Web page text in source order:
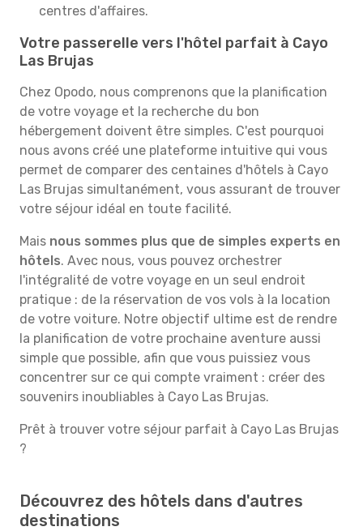
centres d'affaires.
Votre passerelle vers l'hôtel parfait à Cayo
Las Brujas
Chez Opodo, nous comprenons que la planification
de votre voyage et la recherche du bon
hébergement doivent être simples. C'est pourquoi
nous avons créé une plateforme intuitive qui vous
permet de comparer des centaines d'hôtels à Cayo
Las Brujas simultanément, vous assurant de trouver
votre séjour idéal en toute facilité.
Mais nous sommes plus que de simples experts en
hôtels. Avec nous, vous pouvez orchestrer
l'intégralité de votre voyage en un seul endroit
pratique : de la réservation de vos vols à la location
de votre voiture. Notre objectif ultime est de rendre
la planification de votre prochaine aventure aussi
simple que possible, afin que vous puissiez vous
concentrer sur ce qui compte vraiment : créer des
souvenirs inoubliables à Cayo Las Brujas.
Prêt à trouver votre séjour parfait à Cayo Las Brujas
?
Découvrez des hôtels dans d'autres
destinations